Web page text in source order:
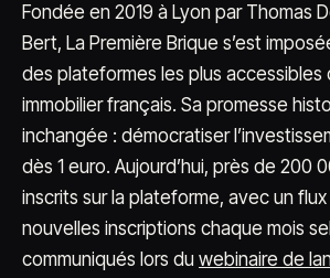
Fondée en 2019 à Lyon par Thomas
Bert, La Première Brique s’est
des plateformes les plus
immobilier français. Sa promesse
inchangée : démocratiser
dès 1 euro. Aujourd’hui, près de 200
inscrits sur la plateforme, avec un flux
nouvelles inscriptions chaque mois
communiqués lors du webinaire de